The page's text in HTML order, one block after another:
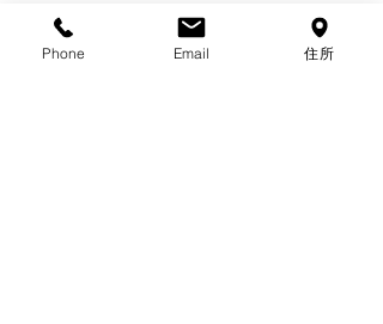
Phone Email 住所